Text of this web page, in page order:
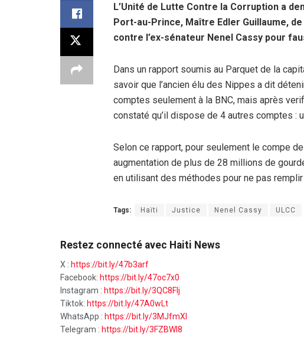
L’Unité de Lutte Contre la Corruption a
Port-au-Prince, Maître Edler Guillaume,
contre l’ex-sénateur Nenel Cassy pour
Dans un rapport soumis au Parquet de la
savoir que l’ancien élu des Nippes a dit
comptes seulement à la BNC, mais après
constaté qu’il dispose de 4 autres comptes :
Selon ce rapport, pour seulement le compe de
augmentation de plus de 28 millions de
en utilisant des méthodes pour ne pas
Tags: Haïti Justice Nenel Cassy ULCC
Restez connecté avec Haiti News
X : https://bit.ly/47b3arf
Facebook: https://bit.ly/47oc7x0
Instagram : https://bit.ly/3QC8FIj
Tiktok: https://bit.ly/47A0wLt
WhatsApp : https://bit.ly/3MJfmXI
Telegram : https://bit.ly/3FZBWI8